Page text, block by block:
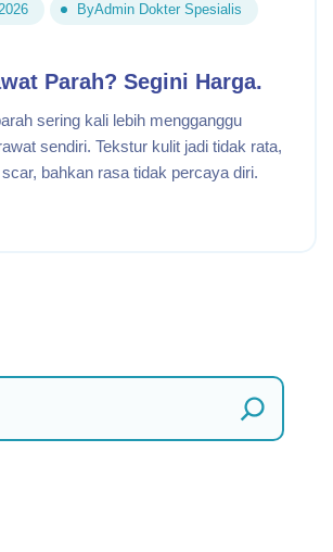
ByAdmin Dokter Spesialis
Parah? Segini Harga.
sering kali lebih mengganggu
sendiri. Tekstur kulit jadi tidak rata,
bahkan rasa tidak percaya diri.